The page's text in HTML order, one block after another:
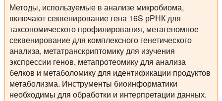
Методы, используемые в анализе микробиома,
включают секвенирование гена 16S рРНК для
таксономического профилирования, метагеномное
секвенирование для комплексного генетического
анализа, метатранскриптомику для изучения
экспрессии генов, метапротеомику для анализа
белков и метаболомику для идентификации продуктов
метаболизма. Инструменты биоинформатики
необходимы для обработки и интерпретации данных.